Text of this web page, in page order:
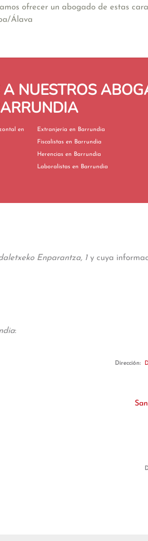
ofrecer un abogado de estas
Álava
NUESTROS
en
Extranjería en Barrundia
Fiscalistas en Barrundia
Herencias en Barrundia
Laboralistas en Barrundia
Enparantza, 1y cuya
:
Dirección: